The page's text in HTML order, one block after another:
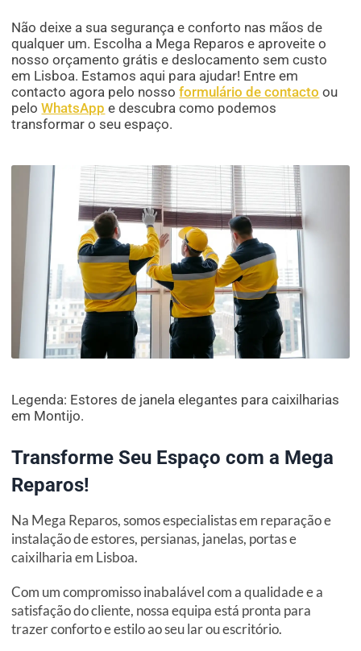
Não deixe a sua segurança e conforto nas mãos de
qualquer um. Escolha a Mega Reparos e aproveite o
nosso orçamento grátis e deslocamento sem custo
em Lisboa. Estamos aqui para ajudar! Entre em
contacto agora pelo nossoformulário de contacto ou
peloWhatsApp e descubra como podemos
transformar o seu espaço.
Legenda: Estores de janela elegantes para caixilharias
em Montijo.
Transforme Seu Espaço com a Mega
Reparos!
Na Mega Reparos, somos especialistas em reparação e
instalação de estores, persianas, janelas, portas e
caixilharia em Lisboa.
Com um compromisso inabalável com a qualidade e a
satisfação do cliente, nossa equipa está pronta para
trazer conforto e estilo ao seu lar ou escritório.